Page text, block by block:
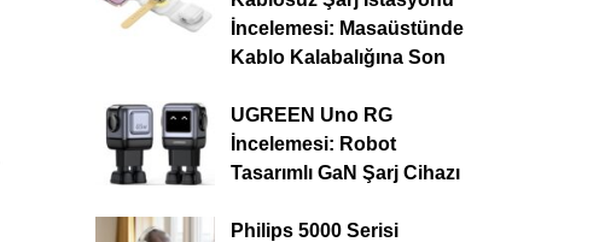
İncelemesi: Masaüstünde
Kablo Kalabalığına Son
UGREEN Uno RG
İncelemesi: Robot
Tasarımlı GaN Şarj Cihazı
Philips 5000 Serisi